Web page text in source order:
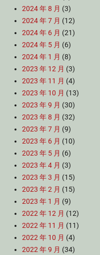
2024 年 8 月 (3)
2024 年 7 月 (12)
2024 年 6 月 (21)
2024 年 5 月 (6)
2024 年 1 月 (8)
2023 年 12 月 (3)
2023 年 11 月 (4)
2023 年 10 月 (13)
2023 年 9 月 (30)
2023 年 8 月 (32)
2023 年 7 月 (9)
2023 年 6 月 (10)
2023 年 5 月 (6)
2023 年 4 月 (3)
2023 年 3 月 (15)
2023 年 2 月 (15)
2023 年 1 月 (9)
2022 年 12 月 (12)
2022 年 11 月 (11)
2022 年 10 月 (4)
2022 年 9 月 (34)